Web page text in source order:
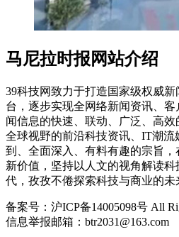
马尼拉时报网站介绍
39科技网致力于打造国家级权威
台，逐步实现全网络新闻资讯、
闻信息的快速、联动、广泛、高
全球视野的前沿科技资讯、IT潮
到、全面深入、有料有趣的宗旨
新价值，坚持以人文的视角解读
代，孜孜不倦探索科技与商业的未
备案号：沪ICP备14005098号 All
信息举报邮箱：btr2031@163.com